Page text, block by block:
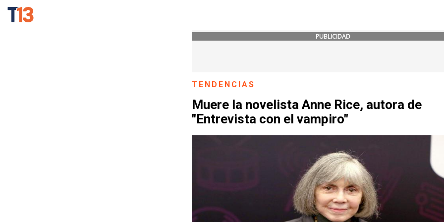
PUBLICIDAD
TENDENCIAS
Muere la novelista Anne Rice, autora de
"Entrevista con el vampiro"